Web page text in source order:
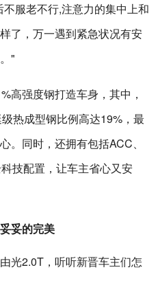
服老不行,注意力的集中上和
了，万一遇到紧急状况有安
"
高强度钢打造车身，其中，
热成型钢比例高达19%，最
。同时，还拥有包括ACC、
技配置，让车主省心又安
妥的完美